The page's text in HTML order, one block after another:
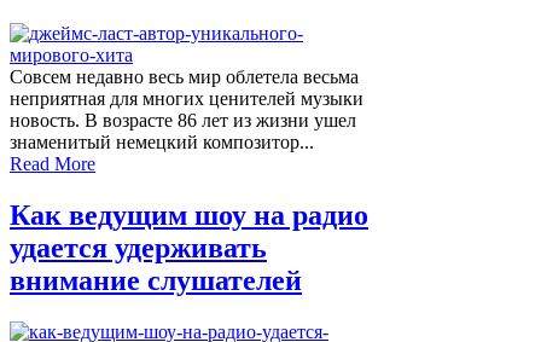
Совсем недавно весь мир облетела весьма
неприятная для многих ценителей музыки
новость. В возрасте 86 лет из жизни ушел
знаменитый немецкий композитор...
Read More
Как ведущим шоу на радио
удается удерживать
внимание слушателей